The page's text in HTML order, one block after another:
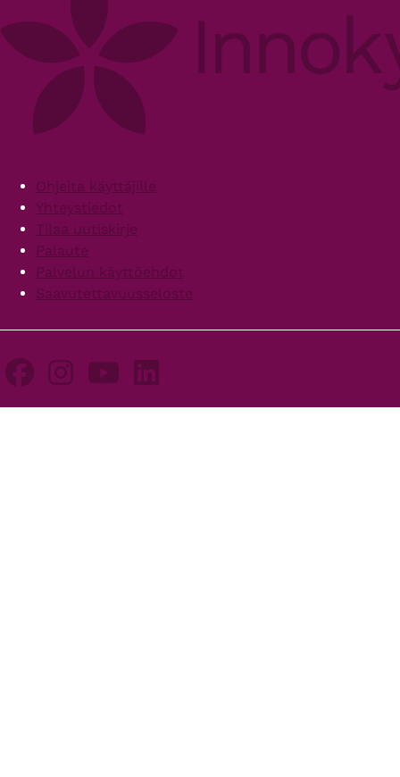
FooterOhjeita käyttäjille
Yhteystiedot
Tilaa uutiskirje
Palaute
Palvelun käyttöehdot
Saavutettavuusseloste